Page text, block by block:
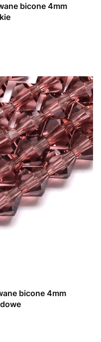
bicone 4mm
bicone 4mm